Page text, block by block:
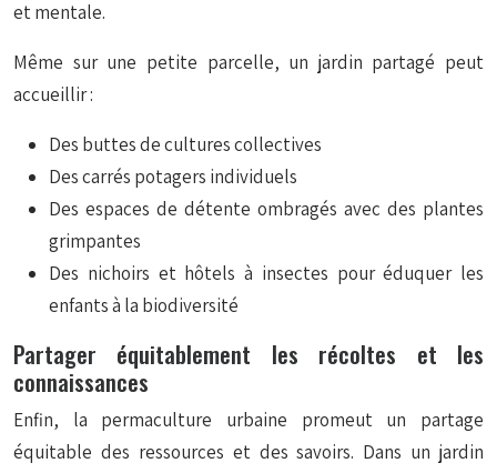
et mentale.
Même sur une petite parcelle, un jardin partagé peut
accueillir :
Des buttes de cultures collectives
Des carrés potagers individuels
Des espaces de détente ombragés avec des plantes
grimpantes
Des nichoirs et hôtels à insectes pour éduquer les
enfants à la biodiversité
Partager équitablement les récoltes et les
connaissances
Enfin, la permaculture urbaine promeut un partage
équitable des ressources et des savoirs. Dans un jardin